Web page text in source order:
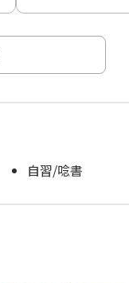
定。 有一間廁
自習/唸書